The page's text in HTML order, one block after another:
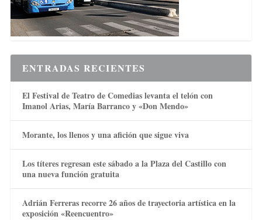
ENTRADAS RECIENTES
El Festival de Teatro de Comedias levanta el telón con
Imanol Arias, María Barranco y «Don Mendo»
Morante, los llenos y una afición que sigue viva
Los títeres regresan este sábado a la Plaza del Castillo con
una nueva función gratuita
Adrián Ferreras recorre 26 años de trayectoria artística en la
exposición «Reencuentro»